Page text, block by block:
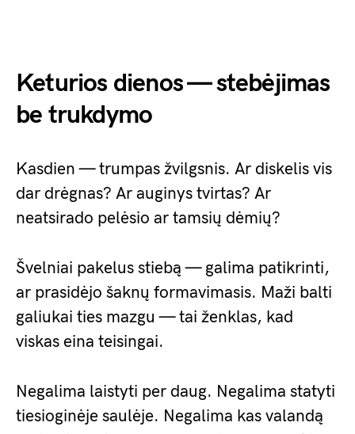
Keturios dienos — stebėjimas
be trukdymo
Kasdien — trumpas žvilgsnis. Ar diskelis vis
dar drėgnas? Ar auginys tvirtas? Ar
neatsirado pelėsio ar tamsių dėmių?
Švelniai pakelus stiebą — galima patikrinti,
ar prasidėjo šaknų formavimasis. Maži balti
galiukai ties mazgu — tai ženklas, kad
viskas eina teisingai.
Negalima laistyti per daug. Negalima statyti
tiesioginėje saulėje. Negalima kas valandą